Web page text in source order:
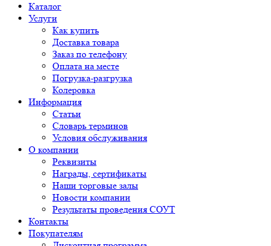
Каталог
Услуги
Как купить
Доставка товара
Заказ по телефону
Оплата на месте
Погрузка-разгрузка
Колеровка
Информация
Статьи
Словарь терминов
Условия обслуживания
О компании
Реквизиты
Награды, сертификаты
Наши торговые залы
Новости компании
Результаты проведения СОУТ
Контакты
Покупателям